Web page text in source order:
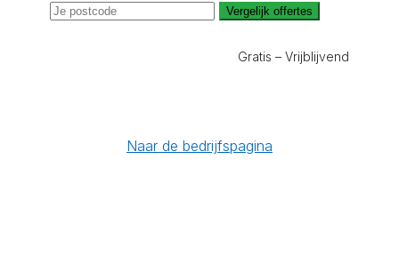
Vergelijk offertes
Gratis – Vrijblijvend
Naar de bedrijfspagina